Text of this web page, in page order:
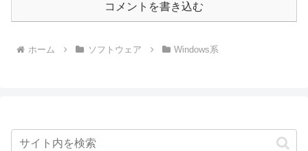
コメントを書き込む
ホーム ソフトウェア Windows系